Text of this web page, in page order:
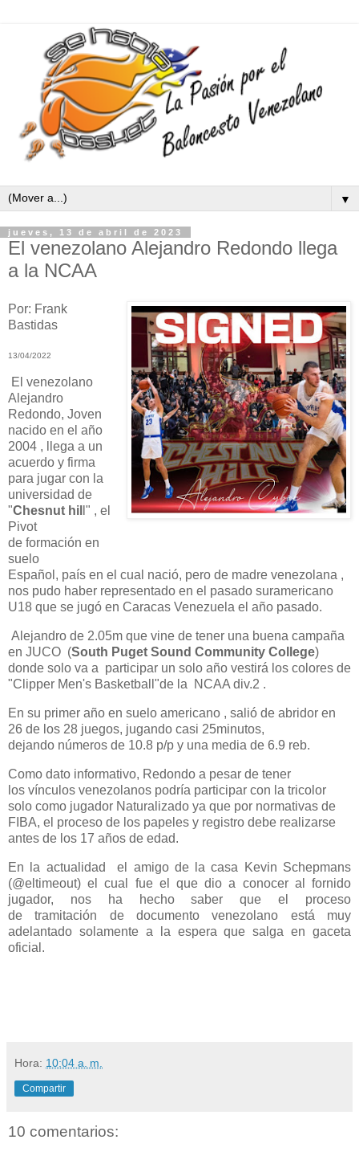
▼
jueves, 13 de abril de 2023
El venezolano Alejandro Redondo llega
a la NCAA
Por: Frank
Bastidas
13/04/2022
El venezolano
Alejandro
Redondo, Joven
nacido en el año
2004 , llega a un
acuerdo y firma
para jugar con la
universidad de
"Chesnut hil l" , el
Pivot
de formación en
suelo
Español, país en el cual nació, pero de madre venezolana ,
nos pudo haber representado en el pasado suramericano
U18 que se jugó en Caracas Venezuela el año pasado.
Alejandro de 2.05m que vine de tener una buena campaña
en JUCO (South Puget Sound Community College)
donde solo va a participar un solo año vestirá los colores de
"Clipper Men's Basketball"de la NCAA div.2 .
En su primer año en suelo americano , salió de abridor en
26 de los 28 juegos, jugando casi 25minutos,
dejando números de 10.8 p/p y una media de 6.9 reb.
Como dato informativo, Redondo a pesar de tener
los vínculos venezolanos podría participar con la tricolor
solo como jugador Naturalizado ya que por normativas de
FIBA, el proceso de los papeles y registro debe realizarse
antes de los 17 años de edad.
En la actualidad el amigo de la casa
Kevin Schepmans
(@eltimeout) el cual fue el que dio a conocer al fornido
jugador, nos ha hecho saber que el proceso
de tramitación de documento venezolano está muy
adelantado solamente a la espera que salga en gaceta
oficial.
Hora: 10:04 a. m.
Compartir
10 comentarios: